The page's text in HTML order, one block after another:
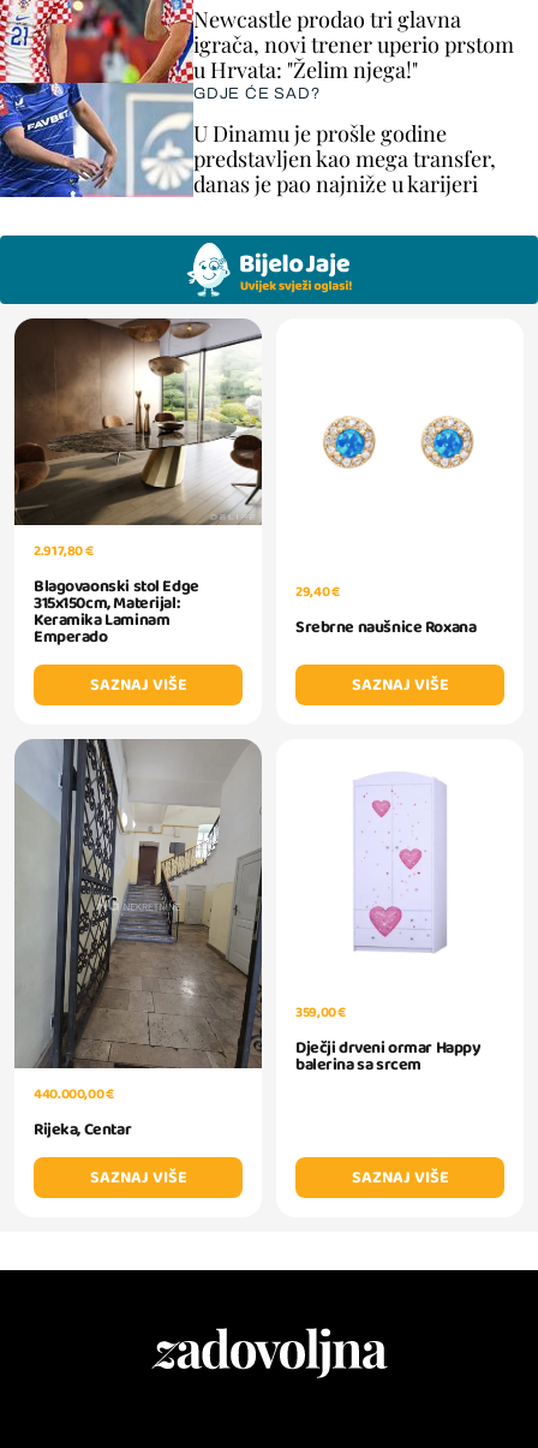
Newcastle prodao tri glavna
igrača, novi trener uperio prstom
u Hrvata: "Želim njega!"
GDJE ĆE SAD?
U Dinamu je prošle godine
predstavljen kao mega transfer,
danas je pao najniže u karijeri
2.917,80 €
Blagovaonski stol Edge
315x150cm, Materijal:
Keramika Laminam
Emperado
SAZNAJ VIŠE
29,40 €
Srebrne naušnice Roxana
SAZNAJ VIŠE
440.000,00 €
Rijeka, Centar
SAZNAJ VIŠE
359,00 €
Dječji drveni ormar Happy
balerina sa srcem
SAZNAJ VIŠE